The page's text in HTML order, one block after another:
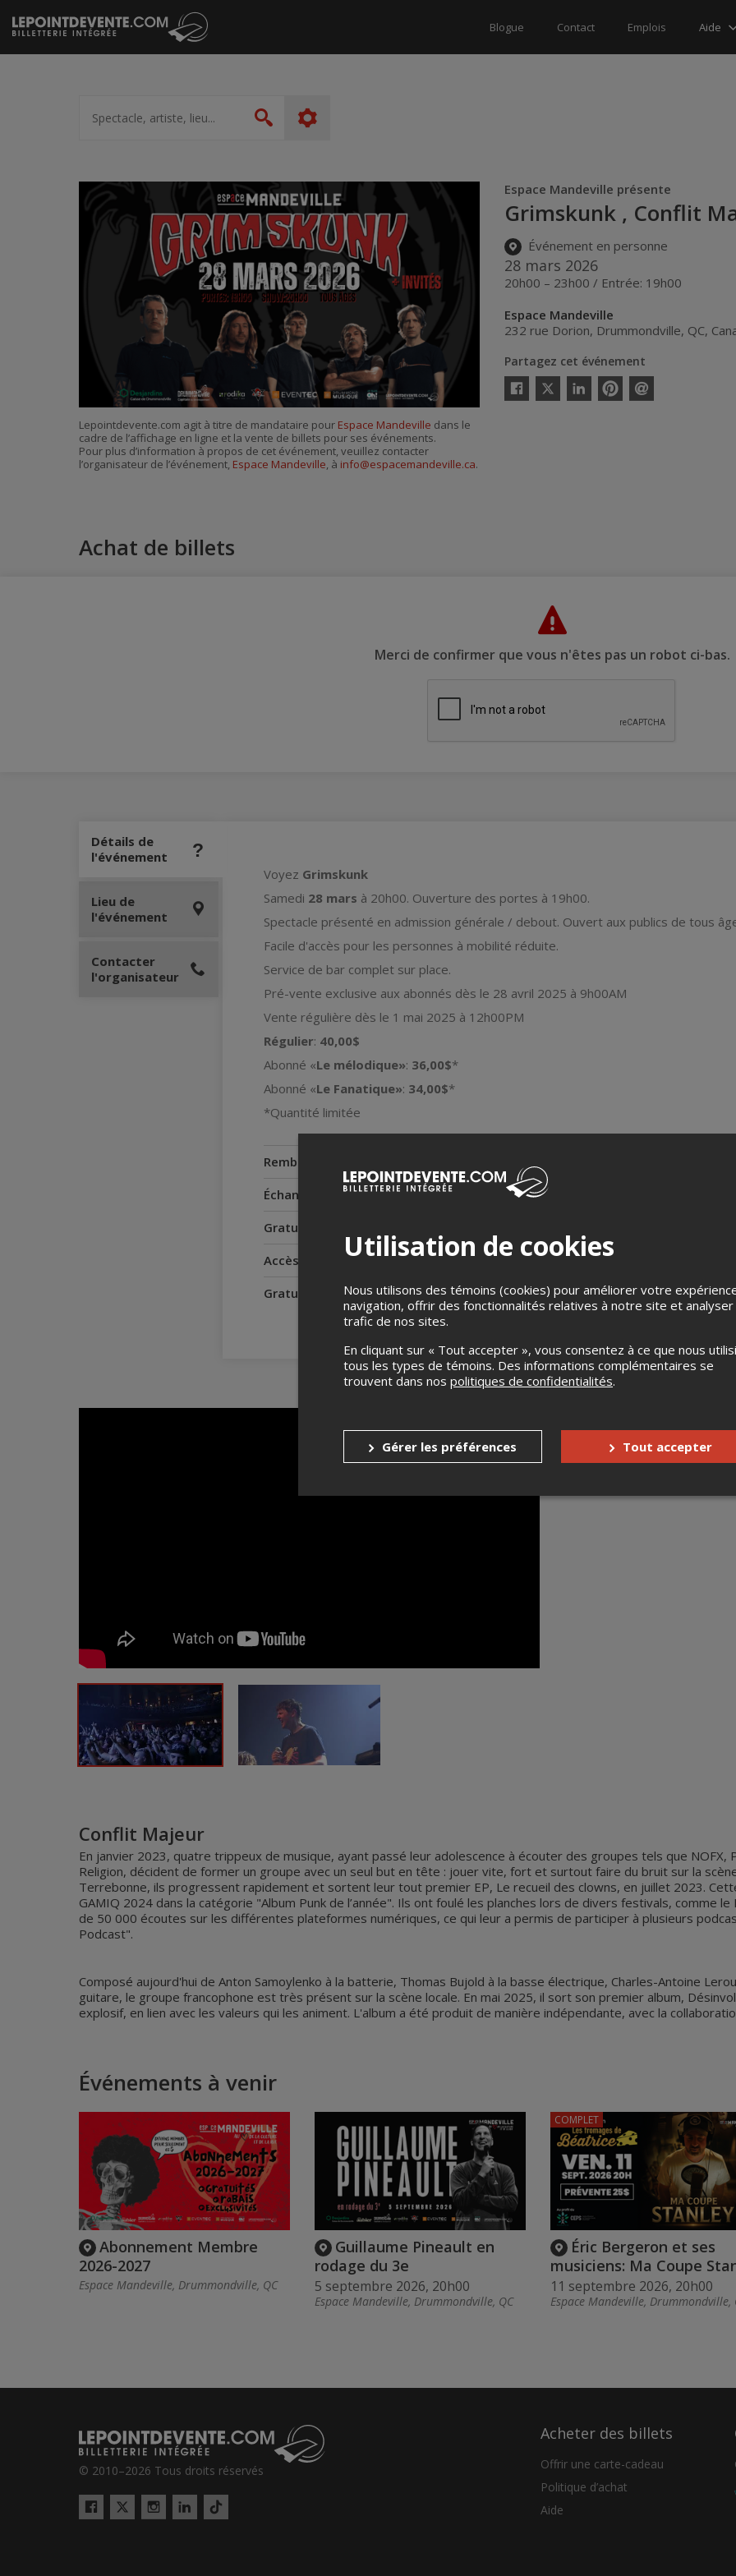
Passer
au
contenu
Blogue Contact Emplois Aide
artiste,
lieu...
Rechercher
Espace Mandeville présente
Grimskunk , Conflit
Événement en personne
28 mars 2026
20h00 – 23h00 / Entrée: 19h00
Espace Mandeville
232 rue Dorion, Drummondville, QC,
Partagez cet événement
Facebook
Twitter
LinkedinPinterestEnvoyer
Lepointdevente.com agit à titre de mandataire pour Espace Mandeville dans le
cadre de l’affichage en ligne et la vente de billets pour ses événements.
Pour plus d’information à propos de cet événement, veuillez contacter
l’organisateur de l’événement, Espace Mandeville, à info@espacemandeville.ca.
Achat de billets
Merci de confirmer que vous n'êtes pas un robot ci-bas.
Détails de
l'événement
Voyez Grimskunk
Samedi 28 mars à 20h00. Ouverture des portes à 19h00.
Spectacle présenté en admission générale / debout. Ouvert aux publics de tous
Facile d'accès pour les personnes à mobilité réduite.
Service de bar complet sur place.
Pré-vente exclusive aux abonnés dès le 28 avril 2025 à 9h00AM
Vente régulière dès le 1 mai 2025 à 12h00PM
Régulier: 40,00$
Abonné «Le mélodique»: 36,00$*
Abonné «Le Fanatique»: 34,00$*
*Quantité limitée
Remboursements
Échanges
Aucun échange
Gratuité pour les enfants
Accès pour personnes à mobilité réduite
Oui
Gratuité pour l'accompagnateur
Non
Lieu de
l'événement
Contacter
l'organisateur
FacebookYouTubeInstagram
Conflit Majeur
En janvier 2023, quatre trippeux de musique, ayant passé leur adolescence à écouter des groupes tels que NOFX,
Religion, décident de former un groupe avec un seul but en tête : jouer vite, fort et surtout faire du bruit sur la
Terrebonne, ils progressent rapidement et sortent leur tout premier EP, Le recueil des clowns, en juillet 2023.
GAMIQ 2024 dans la catégorie "Album Punk de l’année". Ils ont foulé les planches lors de divers festivals, comme
de 50 000 écoutes sur les différentes plateformes numériques, ce qui leur a permis de participer à plusieurs
Podcast".
Composé aujourd'hui de Anton Samoylenko à la batterie, Thomas Bujold à la basse électrique, Charles-Antoine
guitare, le groupe francophone est très présent sur la scène locale. En mai 2025, il sort son premier album,
explosif, en lien avec les valeurs qui les animent. L'album a été produit de manière indépendante, avec la
Événements à venir
Abonnement Membre
2026-2027
Espace Mandeville, Drummondville, QC
Guillaume Pineault en
rodage du 3e
5 septembre 2026, 20h00
Espace Mandeville, Drummondville, QC
Éric Bergeron et ses
musiciens: Ma Coupe
11 septembre 2026, 20h00
Espace Mandeville, Drummondville,
COMPLET
© 2010–2026 Tous droits réservés
Facebook
Twitter
InstagramLinkedIn
Tiktok
Acheter des billets
Offrir une carte-cadeau
Politique d’achat
Aide
Utilisation de cookies
Nous utilisons des témoins (cookies) pour améliorer votre
navigation, offrir des fonctionnalités relatives à notre site et analyser
trafic de nos sites.
En cliquant sur « Tout accepter », vous consentez à ce que nous
tous les types de témoins. Des informations complémentaires se
trouvent dans nos politiques de confidentialités.
Gérer les préférences Tout accepter